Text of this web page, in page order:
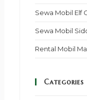
Sewa Mobil Elf
Sewa Mobil
Rental Mobil
Categories